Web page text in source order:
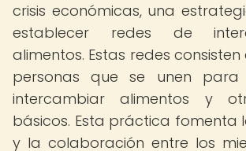
crisis económicas, una
establecer redes de
alimentos. Estas redes
personas que se unen
intercambiar alimentos y
básicos. Esta práctica fomenta
y la colaboración entre los